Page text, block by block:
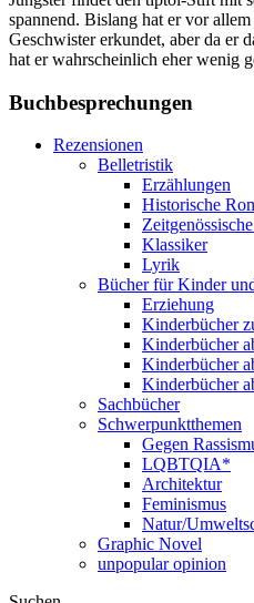
spannend. Bislang hat er vor
Geschwister erkundet, aber da er
hat er wahrscheinlich eher wenig
Buchbesprechungen
Rezensionen
Belletristik
Erzählungen
Historische
Klassiker
Lyrik
Bücher für Kinder
Erziehung
Kinderbücher
Kinderbücher
Kinderbücher
Kinderbücher
Sachbücher
Schwerpunktthemen
Gegen
LQBTQIA*
Architektur
Feminismus
Natur/
Graphic Novel
unpopular opinion